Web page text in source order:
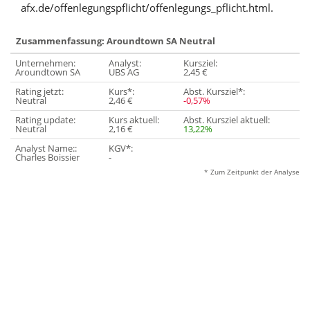
afx.de/offenlegungspflicht/offenlegungs_pflicht.html.
Zusammenfassung: Aroundtown SA Neutral
Unternehmen:
Aroundtown SA
Analyst:
UBS AG
Kursziel:
2,45 €
Rating jetzt:
Neutral
Kurs*:
2,46 €
Abst. Kursziel*:
-0,57%
Rating update:
Neutral
Kurs aktuell:
2,16 €
Abst. Kursziel aktuell:
13,22%
Analyst Name::
Charles Boissier
KGV*:
-
* Zum Zeitpunkt der Analyse